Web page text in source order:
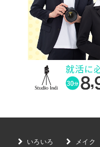
いろいろ メイク